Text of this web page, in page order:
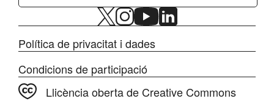
Política de privacitat i dades
Condicions de participació
Llicència oberta de Creative Commons